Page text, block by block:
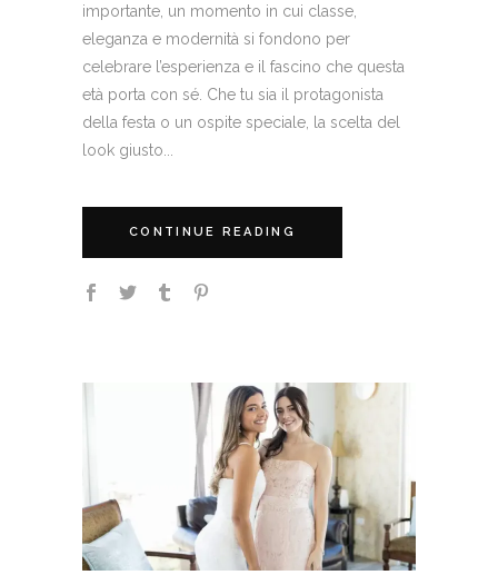
importante, un momento in cui classe,
eleganza e modernità si fondono per
celebrare l’esperienza e il fascino che questa
età porta con sé. Che tu sia il protagonista
della festa o un ospite speciale, la scelta del
look giusto...
CONTINUE READING